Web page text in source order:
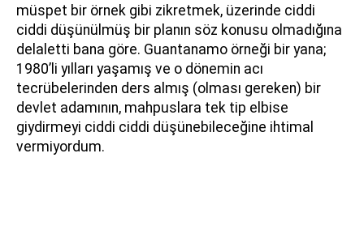
müspet bir örnek gibi zikretmek, üzerinde ciddi
ciddi düşünülmüş bir planın söz konusu olmadığına
delaletti bana göre. Guantanamo örneği bir yana;
1980’li yılları yaşamış ve o dönemin acı
tecrübelerinden ders almış (olması gereken) bir
devlet adamının, mahpuslara tek tip elbise
giydirmeyi ciddi ciddi düşünebileceğine ihtimal
vermiyordum.